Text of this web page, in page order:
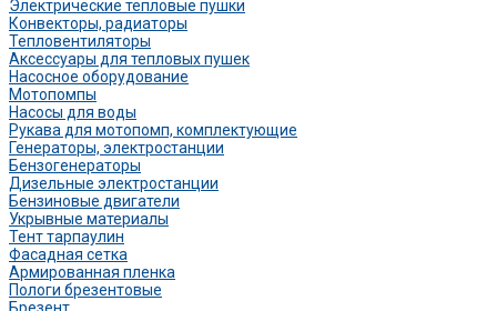
Электрические тепловые пушки
Конвекторы, радиаторы
Тепловентиляторы
Аксессуары для тепловых пушек
Насосное оборудование
Мотопомпы
Насосы для воды
Рукава для мотопомп, комплектующие
Генераторы, электростанции
Бензогенераторы
Дизельные электростанции
Бензиновые двигатели
Укрывные материалы
Тент тарпаулин
Фасадная сетка
Армированная пленка
Пологи брезентовые
Брезент